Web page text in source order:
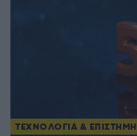
ΤΕΧΝΟΛΟΓΙΑ & ΕΠΙΣΤΗΜΗ